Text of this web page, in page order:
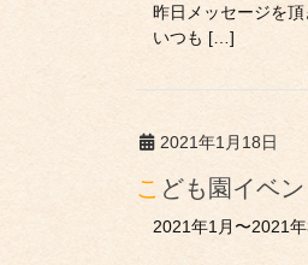
昨日メッセージを
いつも […]
2021年1月18日
こども園イベ
2021年1月〜2021